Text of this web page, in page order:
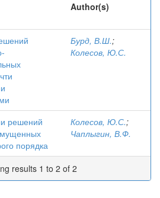
Author(s)
Бурд, В.Ш.;
Колесов, Ю.С.
решений
порядка
Колесов, Ю.С.;
Чаплыгин, В.Ф.
results 1 to 2 of 2